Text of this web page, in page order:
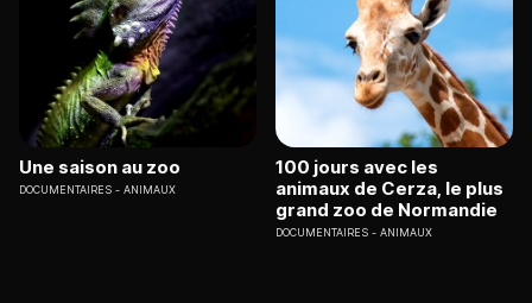
Une saison au zoo
DOCUMENTAIRES ANIMAUX
100 jours avec les
animaux de Cerza, le plus
grand zoo de Normandie
DOCUMENTAIRES ANIMAUX